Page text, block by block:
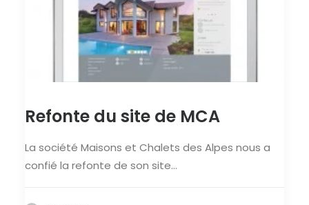
Refonte du site de MCA
La société Maisons et Chalets des Alpes nous a
confié la refonte de son site…